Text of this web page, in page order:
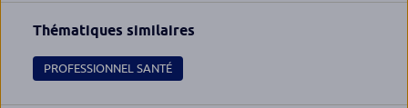
Thématiques similaires
PROFESSIONNEL SANTÉ